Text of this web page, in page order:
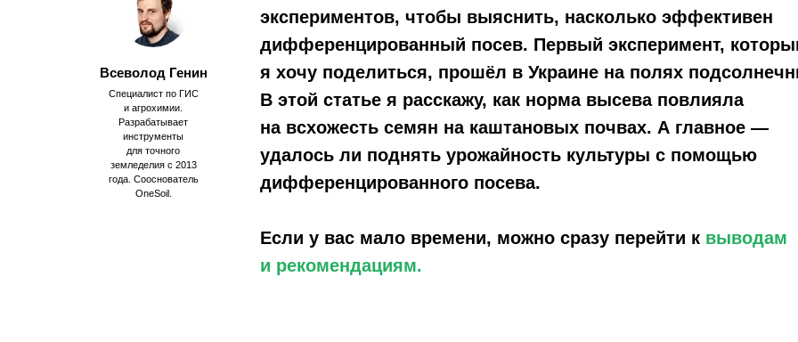
Всеволод Генин
Специалист по ГИС
и агрохимии.
Разрабатывает
инструменты
для точного
земледелия с 2013
года. Сооснователь
OneSoil.
экспериментов, чтобы выяснить, насколько эффективен
дифференцированный посев. Первый эксперимент,
я хочу поделиться, прошёл в Украине на полях
В этой статье я расскажу, как норма высева повлияла
на всхожесть семян на каштановых почвах. А главное —
удалось ли поднять урожайность культуры с помощью
дифференцированного посева.
Если у вас мало времени, можно сразу перейти к выводам
и рекомендациям.